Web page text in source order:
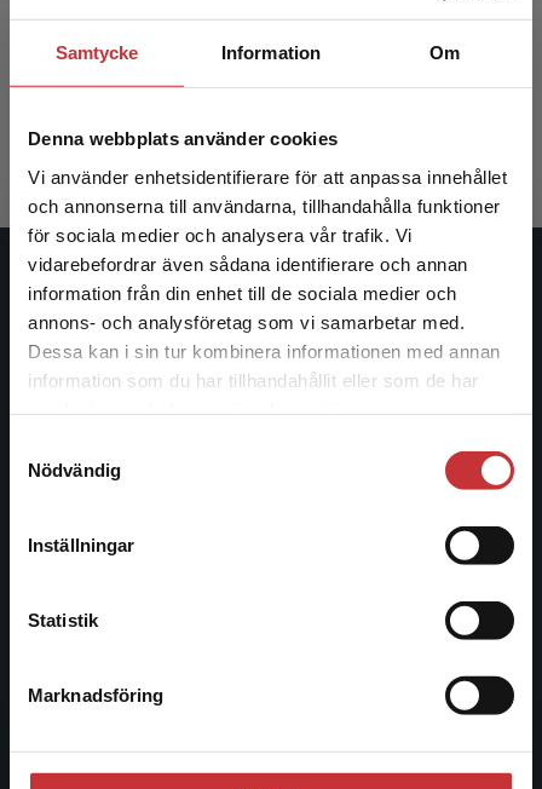
Samtycke Information Om
Denna webbplats använder cookies
Vi använder enhetsidentifierare för att anpassa innehållet
och annonserna till användarna, tillhandahålla funktioner
för sociala medier och analysera vår trafik. Vi
vidarebefordrar även sådana identifierare och annan
information från din enhet till de sociala medier och
annons- och analysföretag som vi samarbetar med.
Dessa kan i sin tur kombinera informationen med annan
information som du har tillhandahållit eller som de har
Nödvändig
Inställningar
Statistik
Marknadsföring
Begränsad fraktregion
Det verkar som att du besöker
studentlitteratur.se via en enhet utanför Sverige.
Vi erbjuder inte leveranser utanför Sverige. För
att kunna slutföra ett köp måste
Att utveckla undervisning i naturvetenskap
Andersson, Björn
Exkl. moms: 344 kr
Studentlitteratur
Studentlitteratur grundades 1963 och är idag Sveriges
ledande utbildningsförlag. Med läromedel, kurslitteratur,
längs hela kunskapsresan.
Kontakta oss
046-31 20 00
Box 141